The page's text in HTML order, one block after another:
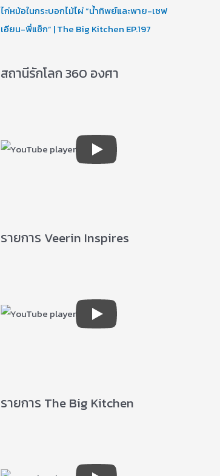
ไก่หม้อในกระบอกไม้ไผ่ “น้ำทิพย์และพาย-เชฟ
เอียน-พี่แซ็ก” | The Big Kitchen EP.197
สถานีรักโลก 360 องศา
รายการ Veerin Inspires
รายการ The Big Kitchen